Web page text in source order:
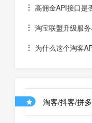
高佣金API接口是
淘宝联盟升级服
为什么这个淘客
淘客/抖客/拼